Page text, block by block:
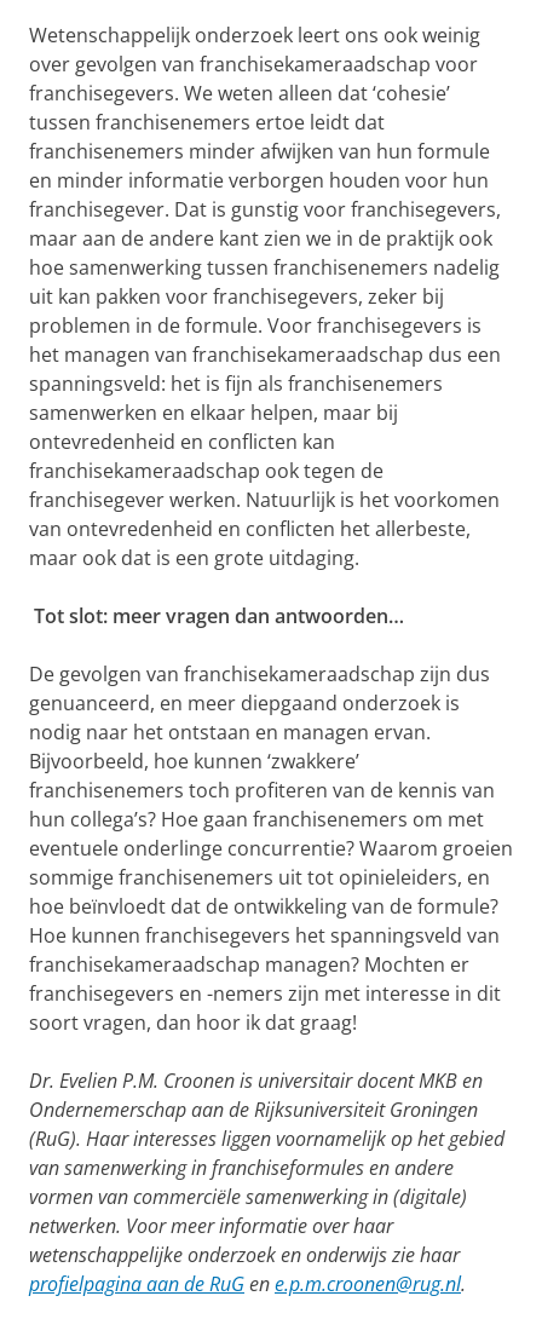
Wetenschappelijk onderzoek leert ons ook weinig
over gevolgen van franchisekameraadschap voor
franchisegevers. We weten alleen dat ‘cohesie’
tussen franchisenemers ertoe leidt dat
franchisenemers minder afwijken van hun formule
en minder informatie verborgen houden voor hun
franchisegever. Dat is gunstig voor franchisegevers,
maar aan de andere kant zien we in de praktijk ook
hoe samenwerking tussen franchisenemers nadelig
uit kan pakken voor franchisegevers, zeker bij
problemen in de formule. Voor franchisegevers is
het managen van franchisekameraadschap dus een
spanningsveld: het is fijn als franchisenemers
samenwerken en elkaar helpen, maar bij
ontevredenheid en conflicten kan
franchisekameraadschap ook tegen de
franchisegever werken. Natuurlijk is het voorkomen
van ontevredenheid en conflicten het allerbeste,
maar ook dat is een grote uitdaging.
Tot slot: meer vragen dan antwoorden…
De gevolgen van franchisekameraadschap zijn dus
genuanceerd, en meer diepgaand onderzoek is
nodig naar het ontstaan en managen ervan.
Bijvoorbeeld, hoe kunnen ‘zwakkere’
franchisenemers toch profiteren van de kennis van
hun collega’s? Hoe gaan franchisenemers om met
eventuele onderlinge concurrentie? Waarom groeien
sommige franchisenemers uit tot opinieleiders, en
hoe beïnvloedt dat de ontwikkeling van de formule?
Hoe kunnen franchisegevers het spanningsveld van
franchisekameraadschap managen? Mochten er
franchisegevers en -nemers zijn met interesse in dit
soort vragen, dan hoor ik dat graag!
Dr. Evelien P.M. Croonen is universitair docent MKB en
Ondernemerschap aan de Rijksuniversiteit Groningen
(RuG). Haar interesses liggen voornamelijk op het gebied
van samenwerking in franchiseformules en andere
vormen van commerciële samenwerking in (digitale)
netwerken. Voor meer informatie over haar
wetenschappelijke onderzoek en onderwijs zie haar
profielpagina aan de RuGene.p.m.croonen@rug.nl.